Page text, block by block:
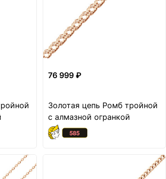
76 999 ₽
Золотая цепь Ромб тройной
с алмазной огранкой